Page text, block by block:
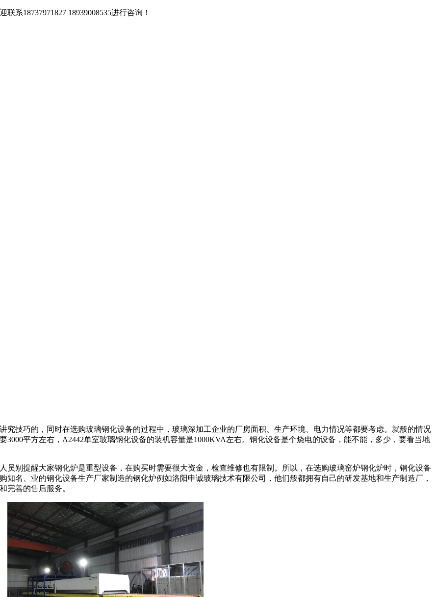
系18737971827 18939008535进行咨询！
究技巧的，同时在选购玻璃钢化设备的过程中，玻璃深加工企业的厂房面积、生产环境、电力情况等都要考虑。就般的情况
3000平方左右， A2442单室玻璃钢化设备的装机容量是1000KVA左右。钢化设备是个烧电的设备，能不能，多少，要看当地
别提醒大家钢化炉是重型设备，在购买时需要很大资金，检查维修也有限制。所以，在选购玻璃窑炉钢化炉时，钢化设备
名、业的钢化设备生产厂家制造的钢化炉例如洛阳申诚玻璃技术有限公司，他们般都拥有自己的研发基地和生产制造厂，
完善的售后服务。